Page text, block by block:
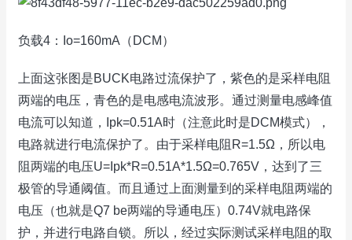
负载4：Io=160mA（DCM）
上面这张图是BUCK电路过流保护了，紫色的是采样电阻
两端的电压，青色的是电感电流波形。通过测量电感峰值
电流可以知道，Ipk=0.51A时（注意此时是DCM模式），
电路就进行电流保护了。由于采样电阻R=1.5Ω，所以电
阻两端的电压U=Ipk*R=0.51A*1.5Ω=0.765V，达到了三
极管的导通阈值。而且通过上面测量到的采样电阻两端的
电压（也就是Q7 be两端的导通电压）0.74V就电路保
护，并进行电路自锁。所以，经过实际测试采样电阻的取